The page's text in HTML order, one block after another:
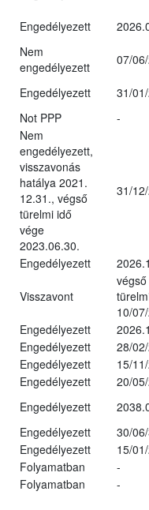
Engedélyezett
Nem
engedélyezett
07/
Engedélyezett
31/
Not PPP -
Nem
engedélyezett,
visszavonás
hatálya 2021.
12.31., végső
türelmi idő
vége
2023.06.30.
31/
Engedélyezett
Visszavont
végső
10/
Engedélyezett
Engedélyezett
28/
Engedélyezett
15/
Engedélyezett
20/
Engedélyezett
Engedélyezett
30/
Engedélyezett
15/
Folyamatban
-
Folyamatban
-